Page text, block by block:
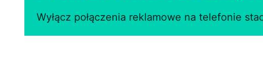
Wyłącz połączenia reklamowe na telefonie